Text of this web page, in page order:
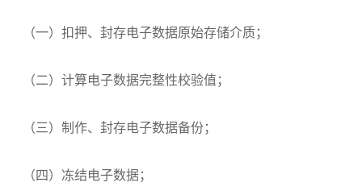
（一）扣押、封存电子数据原始存储介质；
（二）计算电子数据完整性校验值；
（三）制作、封存电子数据备份；
（四）冻结电子数据；